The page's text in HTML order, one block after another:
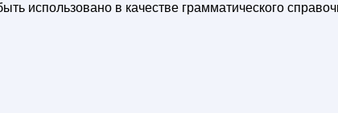
использовано в качестве грамматического